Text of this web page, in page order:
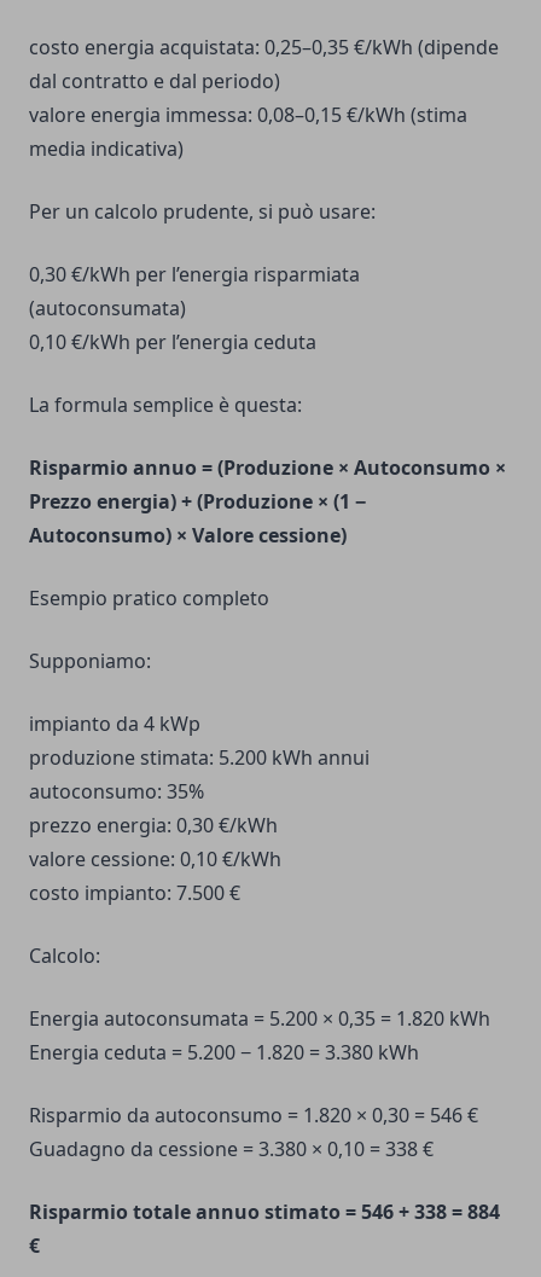
costo energia acquistata: 0,25–0,35 €/kWh (dipende
dal contratto e dal periodo)
valore energia immessa: 0,08–0,15 €/kWh (stima
media indicativa)
Per un calcolo prudente, si può usare:
0,30 €/kWh per l’energia risparmiata
(autoconsumata)
0,10 €/kWh per l’energia ceduta
La formula semplice è questa:
Risparmio annuo = (Produzione × Autoconsumo ×
Prezzo energia) + (Produzione × (1 −
Autoconsumo) × Valore cessione)
Esempio pratico completo
Supponiamo:
impianto da 4 kWp
produzione stimata: 5.200 kWh annui
autoconsumo: 35%
prezzo energia: 0,30 €/kWh
valore cessione: 0,10 €/kWh
costo impianto: 7.500 €
Calcolo:
Energia autoconsumata = 5.200 × 0,35 = 1.820 kWh
Energia ceduta = 5.200 − 1.820 = 3.380 kWh
Risparmio da autoconsumo = 1.820 × 0,30 = 546 €
Guadagno da cessione = 3.380 × 0,10 = 338 €
Risparmio totale annuo stimato = 546 + 338 = 884
€